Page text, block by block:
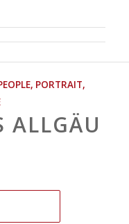
, PORTRAIT,
ALLGÄU